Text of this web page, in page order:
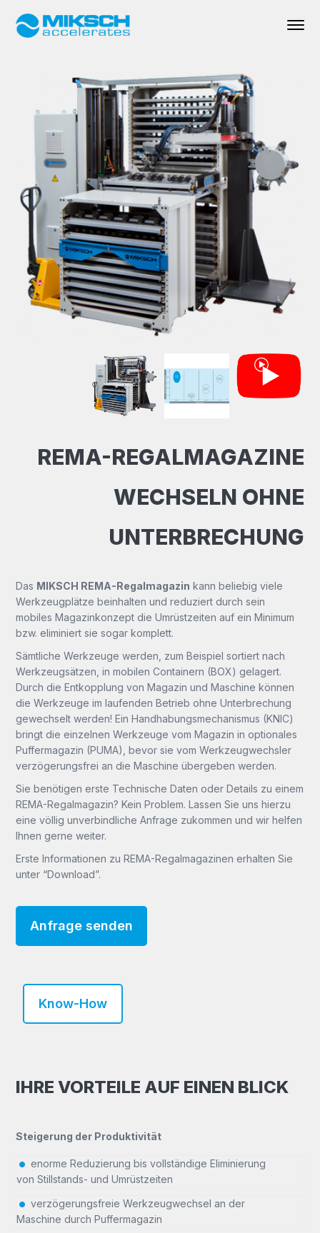
REMA-REGALMAGAZINE
WECHSELN OHNE
UNTERBRECHUNG
Das MIKSCH REMA-Regalmagazin kann beliebig viele
Werkzeugplätze beinhalten und reduziert durch sein
mobiles Magazinkonzept die Umrüstzeiten auf ein Minimum
bzw. eliminiert sie sogar komplett.
Sämtliche Werkzeuge werden, zum Beispiel sortiert nach
Werkzeugsätzen, in mobilen Containern (BOX) gelagert.
Durch die Entkopplung von Magazin und Maschine können
die Werkzeuge im laufenden Betrieb ohne Unterbrechung
gewechselt werden! Ein Handhabungsmechanismus (KNIC)
bringt die einzelnen Werkzeuge vom Magazin in optionales
Puffermagazin (PUMA), bevor sie vom Werkzeugwechsler
verzögerungsfrei an die Maschine übergeben werden.
Sie benötigen erste Technische Daten oder Details zu einem
REMA-Regalmagazin? Kein Problem. Lassen Sie uns hierzu
eine völlig unverbindliche Anfrage zukommen und wir helfen
Ihnen gerne weiter.
Erste Informationen zu REMA-Regalmagazinen erhalten Sie
unter “Download”.
Anfrage senden
Know-How
IHRE VORTEILE AUF EINEN BLICK
Steigerung der Produktivität
enorme Reduzierung bis vollständige Eliminierung
von Stillstands- und Umrüstzeiten
verzögerungsfreie Werkzeugwechsel an der
Maschine durch Puffermagazin